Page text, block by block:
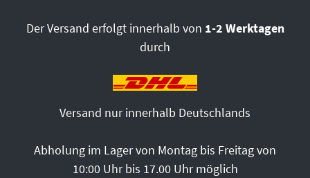
Der Versand erfolgt innerhalb von 1-2 Werktagen
durch
Versand nur innerhalb Deutschlands
Abholung im Lager von Montag bis Freitag von
10:00 Uhr bis 17.00 Uhr möglich